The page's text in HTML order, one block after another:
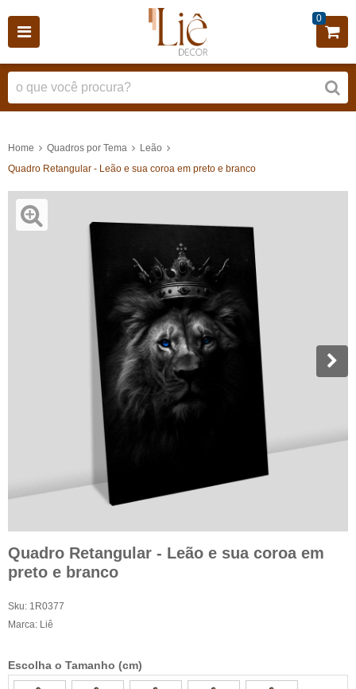
0
Home Quadros por Tema
Leão
Quadro Retangular - Leão e sua coroa em preto e branco
Quadro Retangular - Leão e sua coroa em
preto e branco
Sku: 1R0377
Marca: Liê
Escolha o Tamanho (cm)